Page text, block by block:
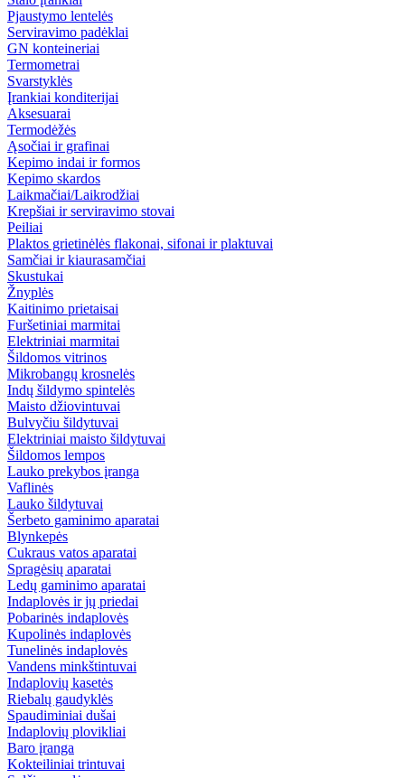
Pjaustymo lentelės
Serviravimo padėklai
GN konteineriai
Termometrai
Svarstyklės
Įrankiai konditerijai
Aksesuarai
Termodėžės
Ąsočiai ir grafinai
Kepimo indai ir formos
Kepimo skardos
Laikmačiai/Laikrodžiai
Krepšiai ir serviravimo stovai
Peiliai
Plaktos grietinėlės flakonai, sifonai ir plaktuvai
Samčiai ir kiaurasamčiai
Skustukai
Žnyplės
Kaitinimo prietaisai
Furšetiniai marmitai
Elektriniai marmitai
Šildomos vitrinos
Mikrobangų krosnelės
Indų šildymo spintelės
Maisto džiovintuvai
Bulvyčiu šildytuvai
Elektriniai maisto šildytuvai
Šildomos lempos
Lauko prekybos įranga
Vaflinės
Lauko šildytuvai
Šerbeto gaminimo aparatai
Blynkepės
Cukraus vatos aparatai
Spragėsių aparatai
Ledų gaminimo aparatai
Indaplovės ir jų priedai
Pobarinės indaplovės
Kupolinės indaplovės
Tunelinės indaplovės
Vandens minkštintuvai
Indaplovių kasetės
Riebalų gaudyklės
Spaudiminiai dušai
Indaplovių plovikliai
Baro įranga
Kokteiliniai trintuvai